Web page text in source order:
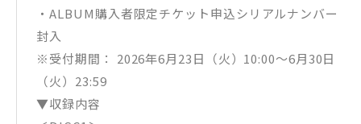
・ALBUM購入者限定チケット申込シリアルナンバー
封入
※受付期間： 2026年6月23日（火）10:00～6月30日
（火）23:59
▼収録内容